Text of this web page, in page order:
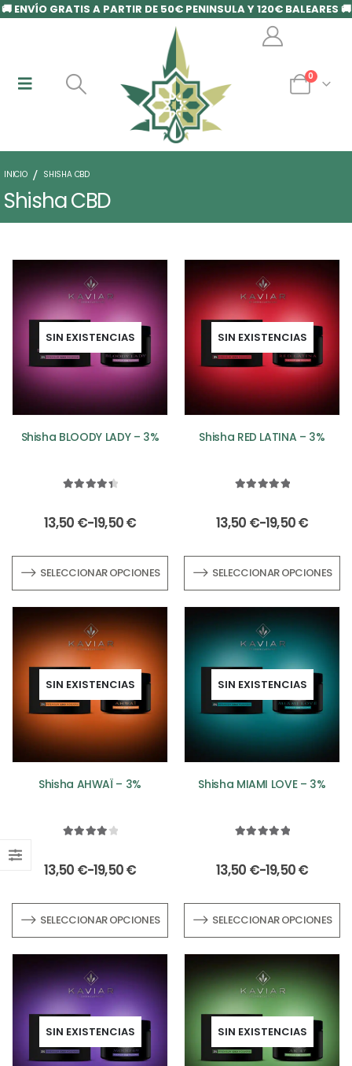
🚚 ENVÍO GRATIS A PARTIR DE 50€ PENINSULA Y 120€ BALEARES 🚚
0
INICIO SHISHA CBD
Shisha CBD
SIN EXISTENCIAS
Shisha BLOODY LADY – 3%
13,50 €-19,50€
SELECCIONAR OPCIONES
SIN EXISTENCIAS
Shisha RED LATINA – 3%
13,50 €-19,50€
SELECCIONAR OPCIONES
SIN EXISTENCIAS
Shisha AHWAÏ – 3%
13,50 €-19,50€
SELECCIONAR OPCIONES
SIN EXISTENCIAS
Shisha MIAMI LOVE – 3%
13,50 €-19,50€
SELECCIONAR OPCIONES
SIN EXISTENCIAS SIN EXISTENCIAS